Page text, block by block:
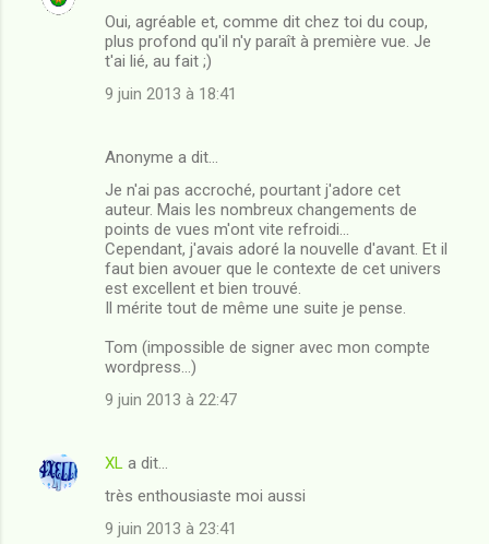
Oui, agréable et, comme dit chez toi du coup,
plus profond qu'il n'y paraît à première vue. Je
t'ai lié, au fait ;)
9 juin 2013 à 18:41
Anonyme a dit…
Je n'ai pas accroché, pourtant j'adore cet
auteur. Mais les nombreux changements de
points de vues m'ont vite refroidi...
Cependant, j'avais adoré la nouvelle d'avant. Et il
faut bien avouer que le contexte de cet univers
est excellent et bien trouvé.
Il mérite tout de même une suite je pense.
Tom (impossible de signer avec mon compte
wordpress...)
9 juin 2013 à 22:47
XL a dit…
très enthousiaste moi aussi
9 juin 2013 à 23:41